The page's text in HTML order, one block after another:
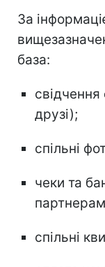
За
база:
свідчення
друзі);
спільні
чеки та
спільні